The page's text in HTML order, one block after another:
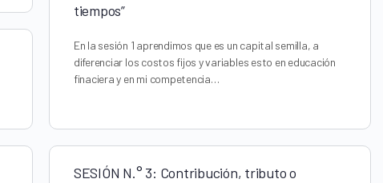
tiempos”
En la sesión 1 aprendimos que es un capital semilla, a
diferenciar los costos fijos y variables esto en educación
finaciera y en mi competencia…
SESIÓN N.° 3: Contribución, tributo o